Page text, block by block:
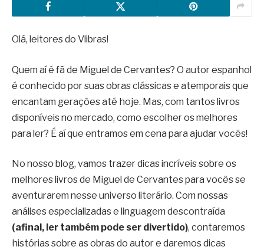
Olá, leitores do Vlibras!
Quem aí é fã de Miguel de Cervantes? O autor espanhol
é conhecido por suas obras clássicas e atemporais que
encantam gerações até hoje. Mas, com tantos livros
disponíveis no mercado, como escolher os melhores
para ler? É aí que entramos em cena para ajudar vocês!
No nosso blog, vamos trazer dicas incríveis sobre os
melhores livros de Miguel de Cervantes para vocês se
aventurarem nesse universo literário. Com nossas
análises especializadas e linguagem descontraída
(afinal, ler também pode ser divertido), contaremos
histórias sobre as obras do autor e daremos dicas